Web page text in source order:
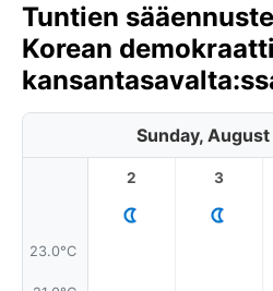
Tuntien
Korean
Sunday,
23.0°C
2 3